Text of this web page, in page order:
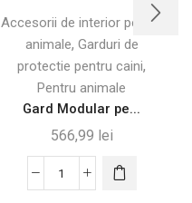
Accesorii de interior pentru
animale, Garduri de
protectie pentru caini,
Pentru animale
Gard Modular pe...
566,99 lei
Cantitate